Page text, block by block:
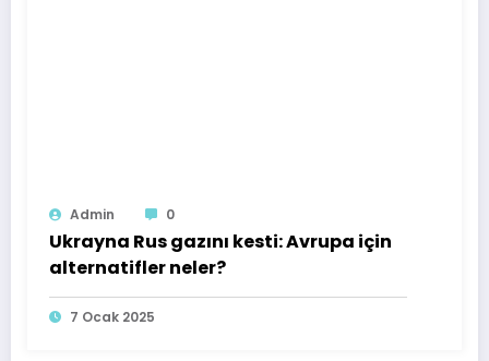
Admin 0
Ukrayna Rus gazını kesti: Avrupa için
alternatifler neler?
7 Ocak 2025